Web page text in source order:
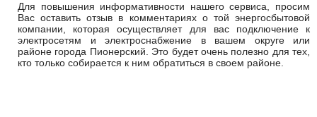
Для повышения информативности нашего сервиса, просим
Вас оставить отзыв в комментариях о той энергосбытовой
компании, которая осуществляет для вас подключение к
электросетям и электроснабжение в вашем округе или
районе города Пионерский. Это будет очень полезно для тех,
кто только собирается к ним обратиться в своем районе.